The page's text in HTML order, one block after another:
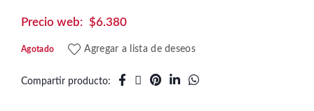
$6.380
Agotado Agregar a lista de deseos
Compartir producto